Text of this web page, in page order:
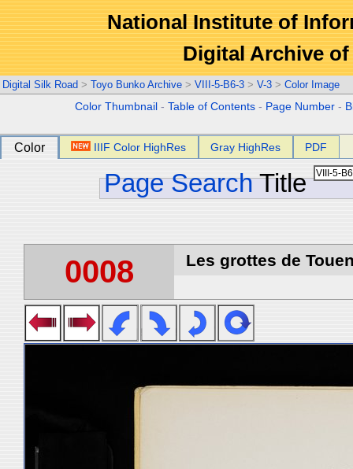
National Institute of
Digital Archive
Digital Silk Road > Toyo Bunko Archive > VIII-5-B6-3 > V-3 > Color Image
Color Thumbnail -Table of Contents - Page Number -
Color IIIF Color HighRes Gray HighRes PDF
Page Search Title
0008 Les grottes de